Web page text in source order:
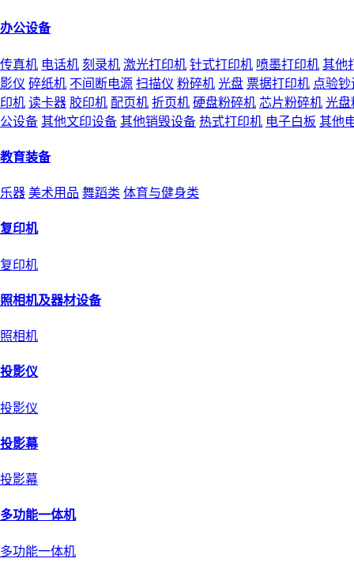
办公设备
传真机 电话机 刻录机 激光打印机 针式打印机 喷墨打印机 其他
影仪 碎纸机 不间断电源 扫描仪 粉碎机 光盘 票据打印机 点验钞
印机 读卡器 胶印机 配页机 折页机 硬盘粉碎机 芯片粉碎机 光盘
公设备 其他文印设备 其他销毁设备 热式打印机 电子白板 其他
教育装备
乐器 美术用品 舞蹈类 体育与健身类
复印机
复印机
照相机及器材设备
照相机
投影仪
投影仪
投影幕
投影幕
多功能一体机
多功能一体机